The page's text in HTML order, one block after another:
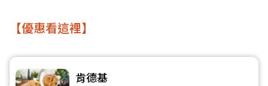
【優惠看這裡】
肯德基